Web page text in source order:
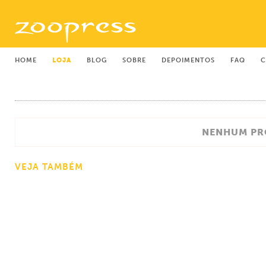
HOME LOJA BLOG SOBRE DEPOIMENTOS FAQ
NENHUM
VEJA TAMBÉM